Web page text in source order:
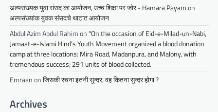
अल्पसंख्यक युवा संसद का आयोजन, उच्च शिक्षा पर जोर - Hamara Payamon
अल्पसंख्यांक युवक संसदचे थाटात आयोजन
Abdul Azim Abdul Rahimon “On the occasion of Eid-e-Milad-un-Nabi,
Jamaat-e-Islami Hind’s Youth Movement organized a blood donation
camp at three locations: Mira Road, Madanpura, and Malony, with
tremendous success; 291 units of blood collected.
Emraanonजिसकी रचना इतनी सुन्दर, वह कितना सुन्दर होगा ?
Archives